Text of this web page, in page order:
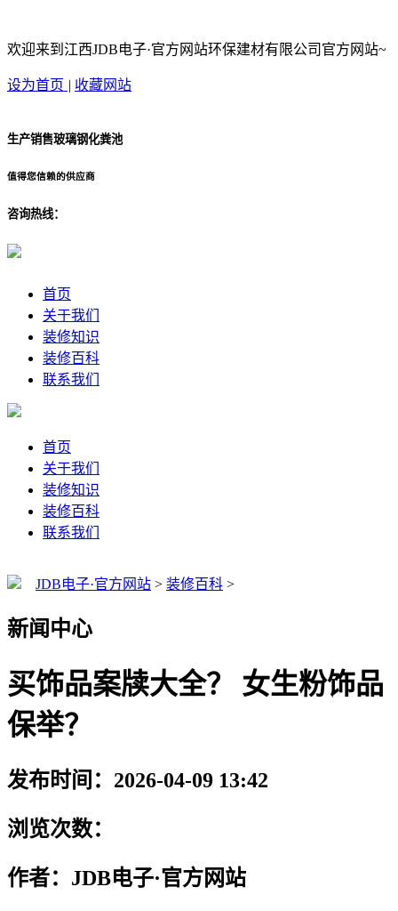
欢迎来到江西JDB电子·官方网站环保建材有限公司官方网站~
设为首页 | 收藏网站
生产销售玻璃钢化粪池
值得您信赖的供应商
咨询热线：
首页
关于我们
装修知识
装修百科
联系我们
首页
关于我们
装修知识
装修百科
联系我们
JDB电子·官方网站 > 装修百科 >
新闻中心
买饰品案牍大全？ 女生粉饰品
保举？
发布时间：2026-04-09 13:42
浏览次数：
作者：JDB电子·官方网站